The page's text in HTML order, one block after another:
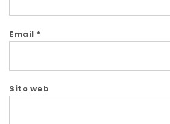
Email *
Sito web